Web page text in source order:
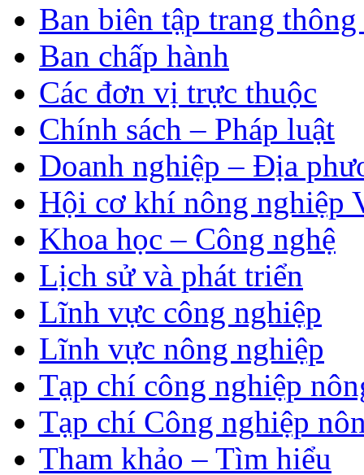
Ban biên tập trang
Ban chấp hành
Các đơn vị trực thuộc
Chính sách – Pháp luật
Doanh nghiệp – Địa
Hội cơ khí nông nghiệp
Khoa học – Công nghệ
Lịch sử và phát triển
Lĩnh vực công nghiệp
Lĩnh vực nông nghiệp
Tạp chí công nghiệp
Tạp chí Công nghiệp
Tham khảo – Tìm hiểu